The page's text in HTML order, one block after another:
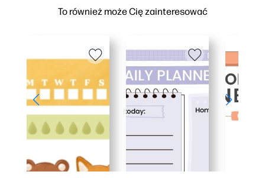
To również może Cię zainteresować